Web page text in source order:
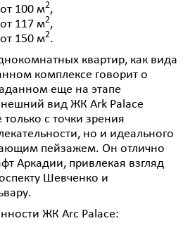
100 м2,
117 м2,
150 м2.
квартир, как вида
комплексе говорит о
еще на этапе
вид ЖК Ark Palace
с точки зрения
но и идеального
пейзажем. Он отлично
Аркадии, привлекая взгляд
Шевченко и
ЖК Arc Palace: